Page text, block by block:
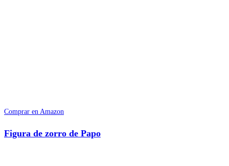
Comprar en Amazon
Figura de zorro de Papo